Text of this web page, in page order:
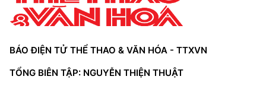
BÁO ĐIỆN TỬ THỂ THAO & VĂN HÓA - TTXVN
TỔNG BIÊN TẬP: NGUYỄN THIỆN THUẬT